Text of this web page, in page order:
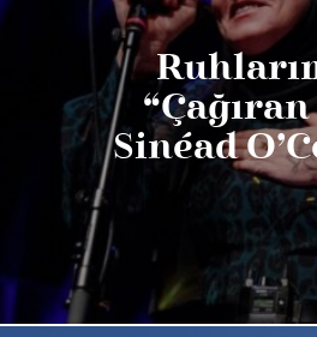
“Çağıran
Sinéad